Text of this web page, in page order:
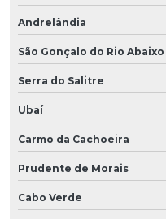
Andrelândia
São Gonçalo do Rio Abaixo
Serra do Salitre
Ubaí
Carmo da Cachoeira
Prudente de Morais
Cabo Verde